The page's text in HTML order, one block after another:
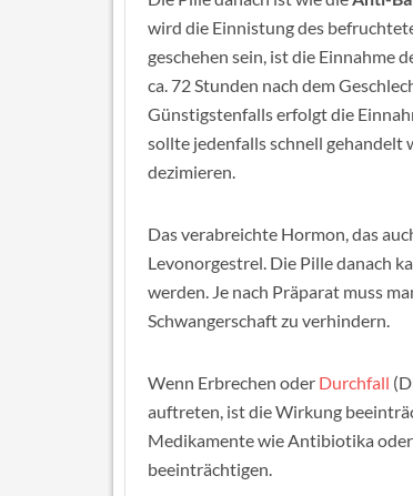
wird die Einnistung des
geschehen sein, ist die Einnahme
ca. 72 Stunden nach dem
Günstigstenfalls erfolgt die
sollte jedenfalls schnell gehandelt
dezimieren.
Das verabreichte Hormon, das
Levonorgestrel. Die Pille danach
werden. Je nach Präparat muss
Schwangerschaft zu verhindern.
Wenn Erbrechen oder Durchfall
auftreten, ist die Wirkung
Medikamente wie Antibiotika
beeinträchtigen.